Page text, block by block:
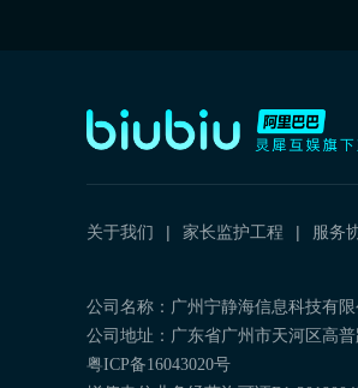
关于我们 家长监护工程 服务
公司名称：广州宁静海信息科技有限
公司地址：广东省广州市天河区高普
粤ICP备16043020号